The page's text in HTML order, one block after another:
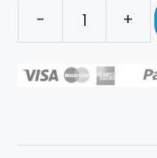
- +